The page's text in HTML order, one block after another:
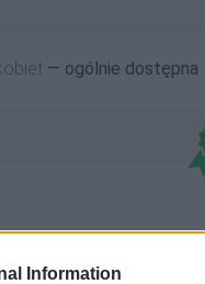
Information
— ogólnie dostępna